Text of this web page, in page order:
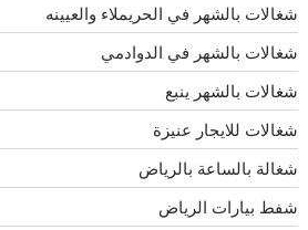
شغالات بالشهر في الحريملاء والعيينه
شغالات بالشهر في الدوادمي
شغالات بالشهر ينبع
شغالات للايجار عنيزة
شغالة بالساعة بالرياض
شفط بيارات الرياض